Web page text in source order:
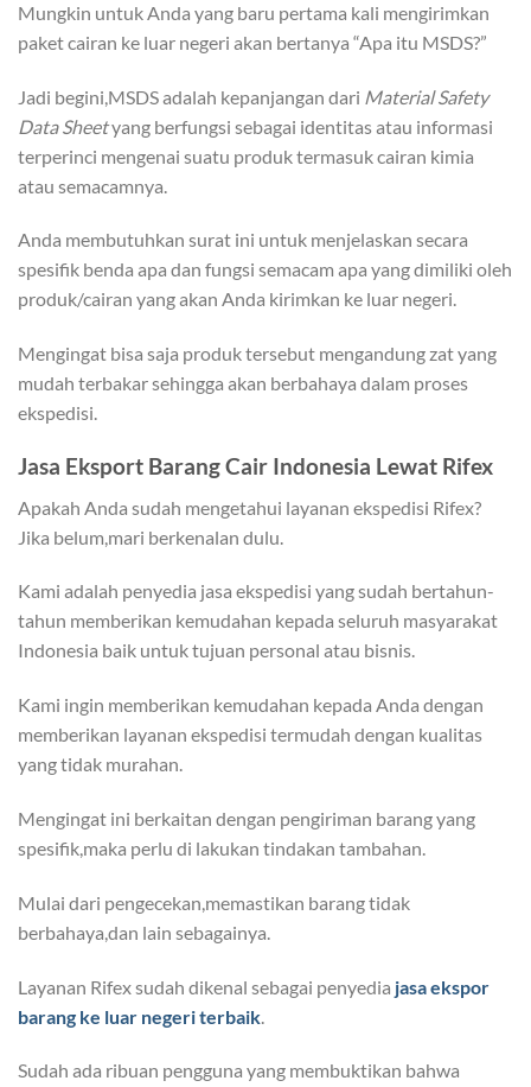
Mungkin untuk Anda yang baru pertama kali mengirimkan
paket cairan ke luar negeri akan bertanya “Apa itu MSDS?”
Jadi begini,MSDS adalah kepanjangan dari Material Safety
Data Sheetyang berfungsi sebagai identitas atau informasi
terperinci mengenai suatu produk termasuk cairan kimia
atau semacamnya.
Anda membutuhkan surat ini untuk menjelaskan secara
spesifik benda apa dan fungsi semacam apa yang dimiliki oleh
produk/cairan yang akan Anda kirimkan ke luar negeri.
Mengingat bisa saja produk tersebut mengandung zat yang
mudah terbakar sehingga akan berbahaya dalam proses
ekspedisi.
Jasa Eksport Barang Cair Indonesia Lewat Rifex
Apakah Anda sudah mengetahui layanan ekspedisi Rifex?
Jika belum,mari berkenalan dulu.
Kami adalah penyedia jasa ekspedisi yang sudah bertahun-
tahun memberikan kemudahan kepada seluruh masyarakat
Indonesia baik untuk tujuan personal atau bisnis.
Kami ingin memberikan kemudahan kepada Anda dengan
memberikan layanan ekspedisi termudah dengan kualitas
yang tidak murahan.
Mengingat ini berkaitan dengan pengiriman barang yang
spesifik,maka perlu di lakukan tindakan tambahan.
Mulai dari pengecekan,memastikan barang tidak
berbahaya,dan lain sebagainya.
Layanan Rifex sudah dikenal sebagai penyedia jasa ekspor
barang ke luar negeri terbaik
Sudah ada ribuan pengguna yang membuktikan bahwa